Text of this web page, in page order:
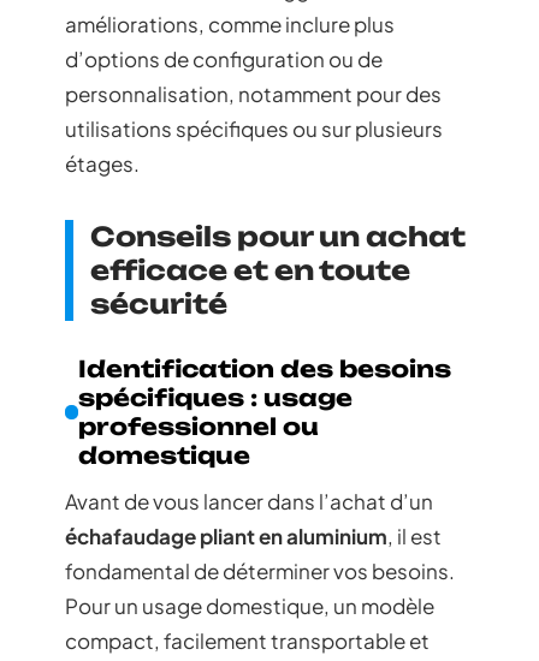
améliorations, comme inclure plus
d’options de configuration ou de
personnalisation, notamment pour des
utilisations spécifiques ou sur plusieurs
étages.
Conseils pour un achat
efficace et en toute
sécurité
Identification des besoins
spécifiques : usage
professionnel ou
domestique
Avant de vous lancer dans l’achat d’un
échafaudage pliant en aluminium, il est
fondamental de déterminer vos besoins.
Pour un usage domestique, un modèle
compact, facilement transportable et